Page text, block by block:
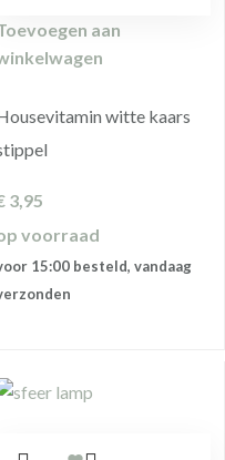
aan
witte kaars
3,95
voorraad
15:00 besteld, vandaag